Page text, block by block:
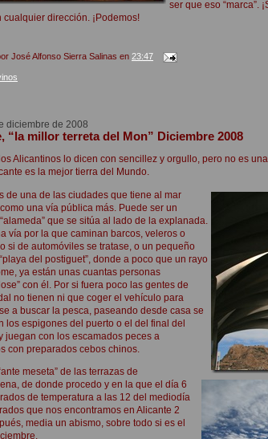
ser que eso “marca”.
cualquier dirección. ¡Podemos!
José Alfonso Sierra Salinas en 23:47
diciembre de 2008
“la millor terreta del Mon” Diciembre 2008
Alicantinos lo dicen con sencillez y orgullo, pero no es
es la mejor tierra del Mundo.
de una de las ciudades que tiene al mar
una vía pública más. Puede ser un
que se sitúa al lado de la explanada.
vía por la que caminan barcos, veleros o
si de automóviles se tratase, o un pequeño
del postiguet”, donde a poco que un rayo
ya están unas cuantas personas
con él. Por si fuera poco las gentes de
no tienen ni que coger el vehículo para
a buscar la pesca, paseando desde casa se
los espigones del puerto o el del final del
juegan con los escamados peces a
con preparados cebos chinos.
meseta” de las terrazas de
de donde procedo y en la que el día 6
de temperatura a las 12 del mediodía
que nos encontramos en Alicante 2
media un abismo, sobre todo si es el